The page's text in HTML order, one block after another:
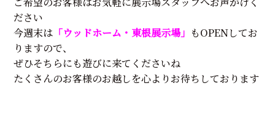
ださい
今週末は 「ウッドホーム・東根展示場」 もOPENしてお
りますので、
ぜひそちらにも遊びに来てくださいね
たくさんのお客様のお越しを心よりお待ちしております